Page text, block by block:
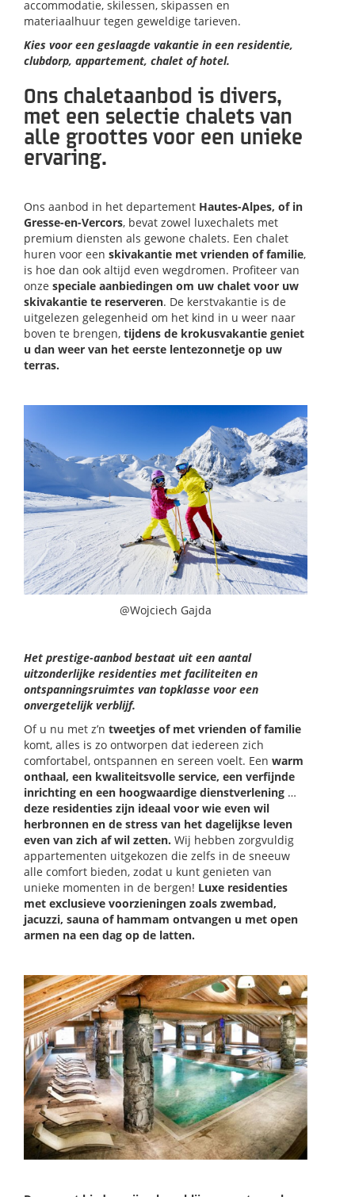
accommodatie, skilessen, skipassen en
materiaalhuur tegen geweldige tarieven.
Kies voor een geslaagde vakantie in een residentie,
clubdorp, appartement, chalet of hotel.
Ons chaletaanbod is divers,
met een selectie chalets van
alle groottes voor een unieke
ervaring.
Ons aanbod in het departement Hautes-Alpes, of in
Gresse-en-Vercors, bevat zowel luxechalets met
premium diensten als gewone chalets. Een chalet
huren voor een skivakantie met vrienden of familie,
is hoe dan ook altijd even wegdromen. Profiteer van
onze speciale aanbiedingen om uw chalet voor uw
skivakantie te reserveren. De kerstvakantie is de
uitgelezen gelegenheid om het kind in u weer naar
boven te brengen, tijdens de krokusvakantie geniet
u dan weer van het eerste lentezonnetje op uw
terras.
@Wojciech Gajda
Het prestige-aanbod bestaat uit een aantal
uitzonderlijke residenties met faciliteiten en
ontspanningsruimtes van topklasse voor een
onvergetelijk verblijf.
Of u nu met z’n tweetjes of met vrienden of familie
komt, alles is zo ontworpen dat iedereen zich
comfortabel, ontspannen en sereen voelt. Een warm
onthaal, een kwaliteitsvolle service, een verfijnde
inrichting en een hoogwaardige dienstverlening …
deze residenties zijn ideaal voor wie even wil
herbronnen en de stress van het dagelijkse leven
even van zich af wil zetten. Wij hebben zorgvuldig
appartementen uitgekozen die zelfs in de sneeuw
alle comfort bieden, zodat u kunt genieten van
unieke momenten in de bergen! Luxe residenties
met exclusieve voorzieningen zoals zwembad,
jacuzzi, sauna of hammam ontvangen u met open
armen na een dag op de latten.